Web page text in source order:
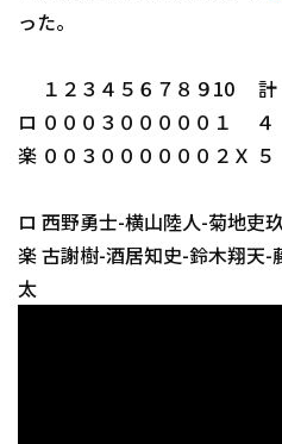
った。
１２３４５６７８９10 計
ロ ０００３０００００１ ４
楽 ００３００００００２Ｘ ５
ロ 西野勇士-横山陸人-菊地吏
楽 古謝樹-酒居知史-鈴木翔天
太